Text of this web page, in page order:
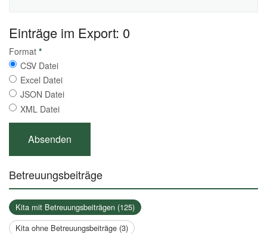
Einträge im Export: 0
Format *
CSV Datei
Excel Datei
JSON Datei
XML Datei
Betreuungsbeiträge
Kita mit Betreuungsbeiträgen (125)
Kita ohne Betreuungsbeiträge (3)